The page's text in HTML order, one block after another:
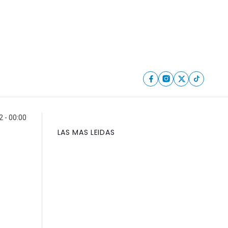
- 00:00
LAS MAS LEIDAS